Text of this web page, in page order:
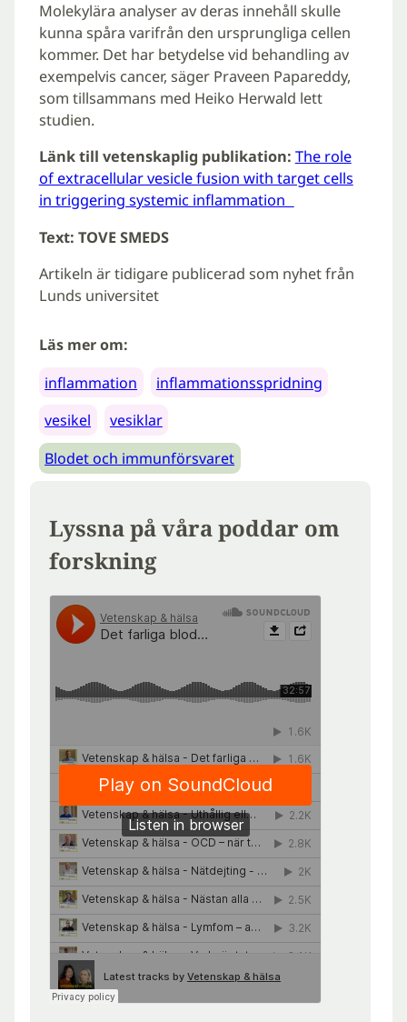
Molekylära analyser av deras innehåll skulle
kunna spåra varifrån den ursprungliga cellen
kommer. Det har betydelse vid behandling av
exempelvis cancer, säger Praveen Papareddy,
som tillsammans med Heiko Herwald lett
studien.
Länk till vetenskaplig publikation: The role
of extracellular vesicle fusion with target cells
in triggering systemic inflammation
Text: TOVE SMEDS
Artikeln är tidigare publicerad som nyhet från
Lunds universitet
Läs mer om:
inflammation
inflammationsspridning
vesikel
vesiklar
Blodet och immunförsvaret
Lyssna på våra poddar om
forskning